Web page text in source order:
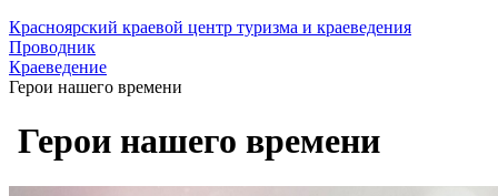
Красноярский краевой центр туризма и краеведения
Проводник
Краеведение
Герои нашего времени
Герои нашего времени